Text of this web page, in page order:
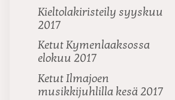
Kieltolakiristeily syyskuu
2017
Ketut Kymenlaaksossa
elokuu 2017
Ketut Ilmajoen
musikkijuhlilla kesä 2017